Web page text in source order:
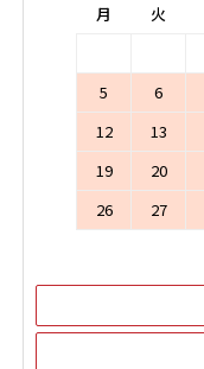
月 火
5
6
12
13
19
20
26
27